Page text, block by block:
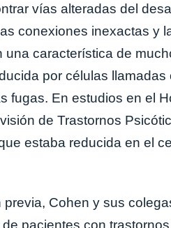
vías alteradas del
conexiones inexactas y
característica de
por células
fugas. En estudios en el
de Trastornos
estaba reducida en el
Cohen y sus
pacientes con